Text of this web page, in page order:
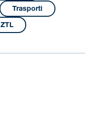
Trasporti
ZTL